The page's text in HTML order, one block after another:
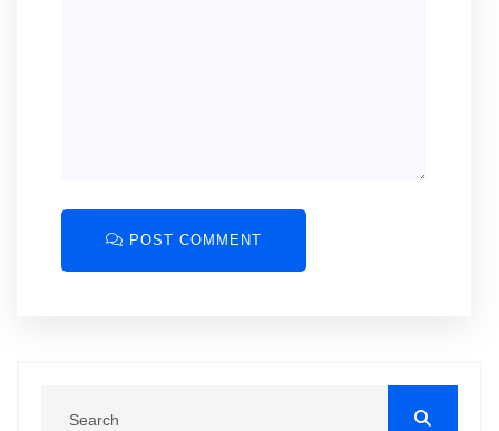
POST COMMENT